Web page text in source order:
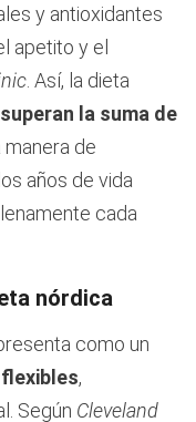
y antioxidantes
apetito y el
. Así, la dieta
la suma de
manera de
años de vida
cada
nórdica
como un
,
Según Cleveland